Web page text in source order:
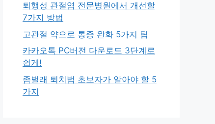
퇴행성 관절염 전문병원에서 개선할
7가지 방법
고관절 약으로 통증 완화 5가지 팁
카카오톡 PC버전 다운로드 3단계로
쉽게!
좀벌래 퇴치법 초보자가 알아야 할 5
가지